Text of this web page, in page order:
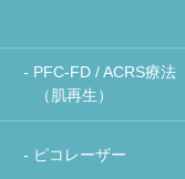
- PFC-FD / ACRS療法
（肌再生）
- ピコレーザー